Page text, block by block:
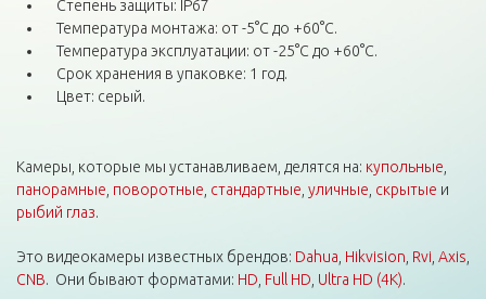
Степень защиты: IP67
Температура монтажа: от -5°С до +60°С.
Температура эксплуатации: от -25°С до +60°С.
Срок хранения в упаковке: 1 год.
Цвет: серый.
Камеры, которые мы устанавливаем, делятся на: купольные
панорамные поворотные стандартные уличные скрытые и
рыбий глаз.
Это видеокамеры известных брендов: Dahua Hikvision Rvi Axis
CNB. Они бывают форматами: HD Full HD Ultra HD (4K).